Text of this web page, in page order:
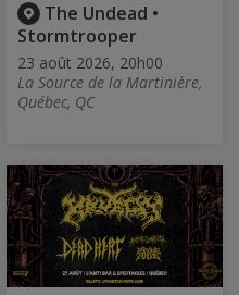
The Undead •
Stormtrooper
23 août 2026, 20h00
La Source de la Martinière,
Québec, QC